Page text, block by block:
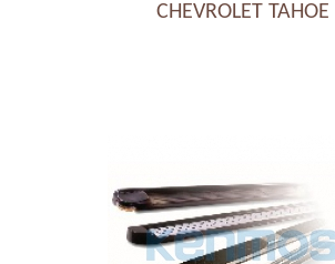
CHEVROLET TAHOE